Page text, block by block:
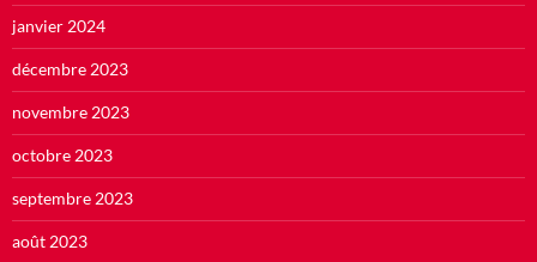
janvier 2024
décembre 2023
novembre 2023
octobre 2023
septembre 2023
août 2023